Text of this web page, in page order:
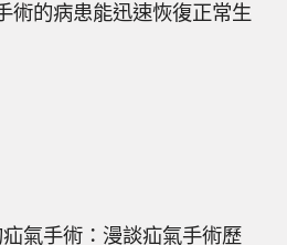
術的病患能迅速恢復正常生
氣手術：漫談疝氣手術歷